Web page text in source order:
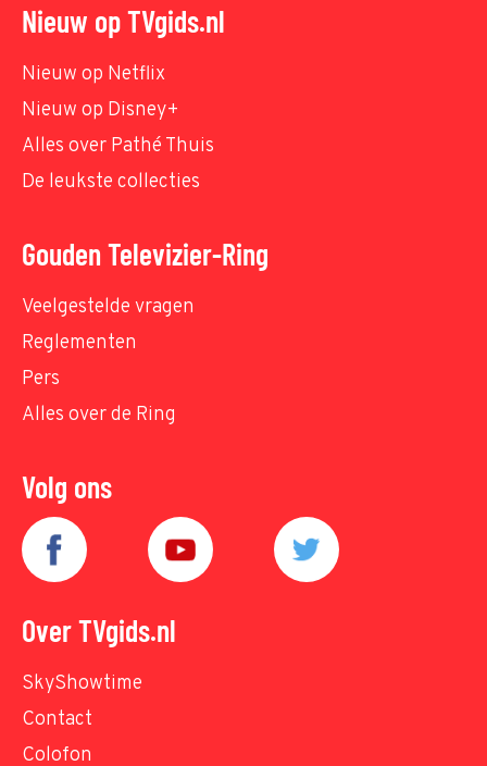
Nieuw op TVgids.nl
Nieuw op Netflix
Nieuw op Disney+
Alles over Pathé Thuis
De leukste collecties
Gouden Televizier-Ring
Veelgestelde vragen
Reglementen
Pers
Alles over de Ring
Volg ons
Over TVgids.nl
SkyShowtime
Contact
Colofon